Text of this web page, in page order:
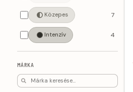
Közepes 7
Intenzív 4
MÁRKA